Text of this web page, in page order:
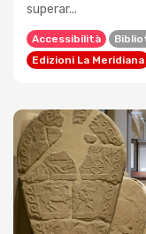
superar...
Accessibilità
Edizioni La Meridiana